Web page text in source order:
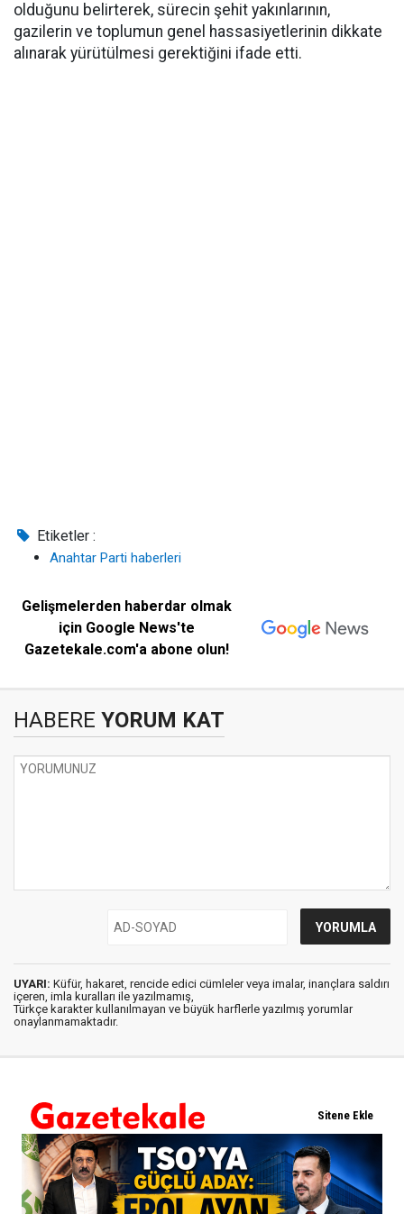
olduğunu belirterek, sürecin şehit yakınlarının,
gazilerin ve toplumun genel hassasiyetlerinin dikkate
alınarak yürütülmesi gerektiğini ifade etti.
Etiketler :
Anahtar Parti haberleri
Gelişmelerden haberdar olmak
için Google News'te
Gazetekale.com'a abone olun!
HABERE YORUM KAT
UYARI: Küfür, hakaret, rencide edici cümleler veya imalar, inançlara saldırı
içeren, imla kuralları ile yazılmamış,
Türkçe karakter kullanılmayan ve büyük harflerle yazılmış yorumlar
onaylanmamaktadır.